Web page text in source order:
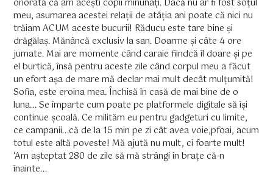
meu, asumarea acestei relații de atâția ani poate că nici nu
trăiam ACUM aceste bucurii! Răducu este tare bine și
drăgălaș. Mănâncă exclusiv la san. Doarme și câte 4 ore
jumate. Mai are momente când caraie fiindcă îl doare și pe
el burtică, însă pentru aceste zile când corpul meu a făcut
un efort așa de mare mă declar mai mult decât mulțumită!
Sofia, este eroina mea. Închisă în casă de mai bine de o
luna... Se împarte cum poate pe platformele digitale să își
continue școală. Ce milităm eu pentru gadgeturi cu limite,
ce campanii...că de la 15 min pe zi cât avea voie,pfoai, acum
totul este altă poveste! Mă ajută nu mult, ci foarte mult!
‘Am așteptat 280 de zile să mă strângi în brațe că-n
înainte...